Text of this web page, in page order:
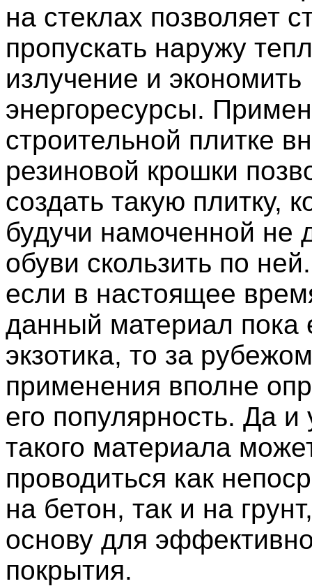
на стеклах позволяет
пропускать наружу
излучение и экономить
энергоресурсы.
строительной плитке
резиновой крошки
создать такую плитку,
будучи намоченной не
обуви скользить по
если в настоящее
данный материал пока
экзотика, то за
применения вполне
его популярность. Да и
такого материала
проводиться как
на бетон, так и на
основу для
покрытия.